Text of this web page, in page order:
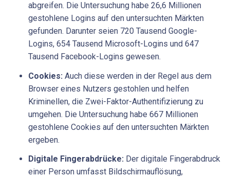
abgreifen. Die Untersuchung habe 26,6 Millionen
gestohlene Logins auf den untersuchten Märkten
gefunden. Darunter seien 720 Tausend Google-
Logins, 654 Tausend Microsoft-Logins und 647
Tausend Facebook-Logins gewesen.
Cookies: Auch diese werden in der Regel aus dem
Browser eines Nutzers gestohlen und helfen
Kriminellen, die Zwei-Faktor-Authentifizierung zu
umgehen. Die Untersuchung habe 667 Millionen
gestohlene Cookies auf den untersuchten Märkten
ergeben.
Digitale Fingerabdrücke: Der digitale Fingerabdruck
einer Person umfasst Bildschirmauflösung,